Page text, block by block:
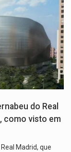
do Real
como visto em
Madrid, que